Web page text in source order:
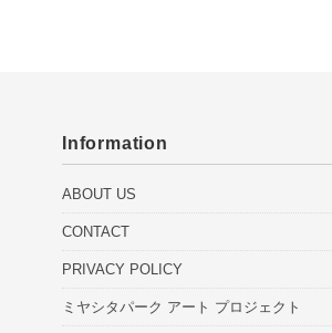
Information
ABOUT US
CONTACT
PRIVACY POLICY
ミヤシタパーク アート プロジェクト